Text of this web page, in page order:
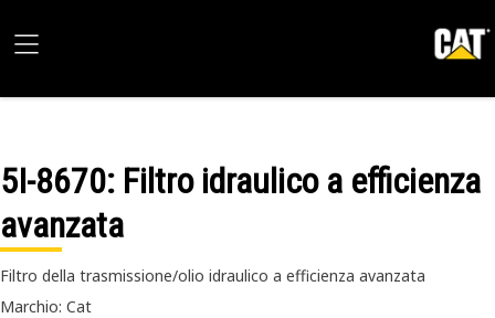
5I-8670: Filtro idraulico a efficienza
avanzata
Filtro della trasmissione/olio idraulico a efficienza avanzata
Marchio: Cat